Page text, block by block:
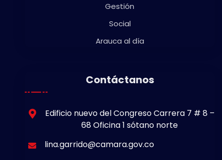
Gestión
Social
Arauca al día
Contáctanos
Edificio nuevo del Congreso Carrera 7 # 8 –
68 Oficina 1 sótano norte
lina.garrido@camara.gov.co